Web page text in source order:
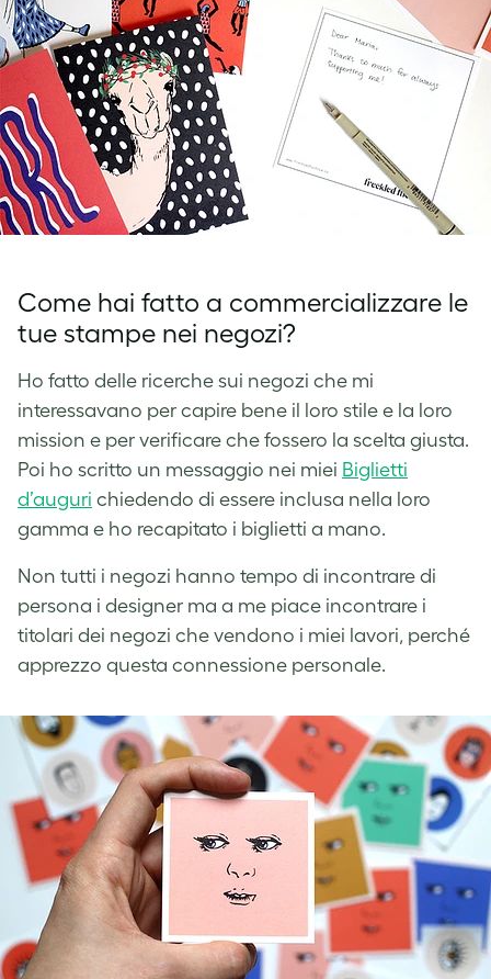
Come hai fatto a commercializzare le
tue stampe nei negozi?
Ho fatto delle ricerche sui negozi che mi
interessavano per capire bene il loro stile e la loro
mission e per verificare che fossero la scelta giusta.
Poi ho scritto un messaggio nei miei Biglietti
d’auguri chiedendo di essere inclusa nella loro
gamma e ho recapitato i biglietti a mano.
Non tutti i negozi hanno tempo di incontrare di
persona i designer ma a me piace incontrare i
titolari dei negozi che vendono i miei lavori, perché
apprezzo questa connessione personale.